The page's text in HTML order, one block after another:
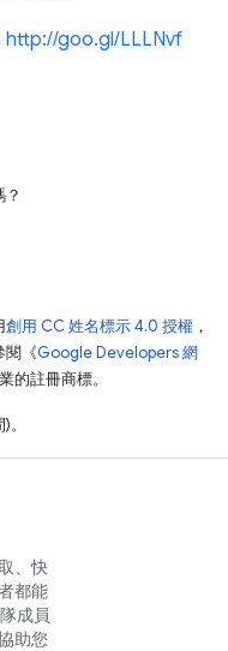
http://goo.gl/LLLNvf
創用 CC 姓名標示 4.0 授權 ，
閱《Google Developers 網
的註冊商標。
、快
都能
成員
助您